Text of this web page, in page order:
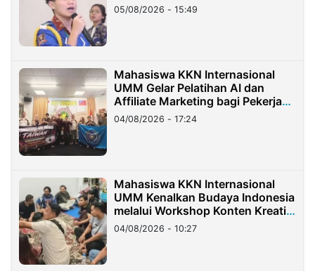
05/08/2026 - 15:49
Mahasiswa KKN Internasional
UMM Gelar Pelatihan AI dan
Affiliate Marketing bagi Pekerja
Migran Indonesia di Taiwan
04/08/2026 - 17:24
Mahasiswa KKN Internasional
UMM Kenalkan Budaya Indonesia
melalui Workshop Konten Kreatif
di Taiwan
04/08/2026 - 10:27